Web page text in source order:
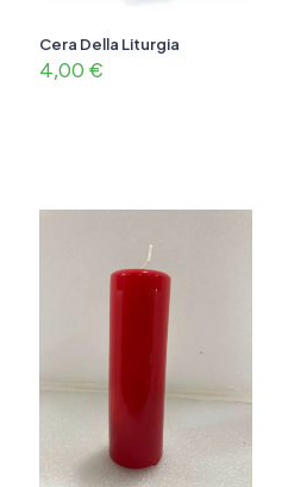
Cera Della Liturgia
4,00 €